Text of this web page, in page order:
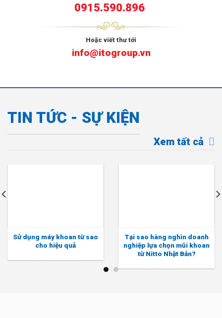
0915.590.896
Hoặc viết thư tới
info@itogroup.vn
TIN TỨC - SỰ KIỆN
Xem tất cả
Sử dụng máy khoan từ sao
cho hiệu quả
Tại sao hàng nghìn doanh
nghiệp lựa chọn mũi khoan
từ Nitto Nhật Bản?